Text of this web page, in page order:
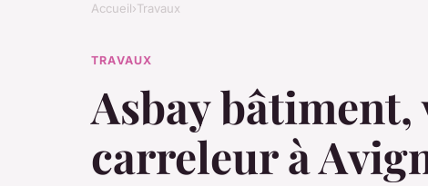
Accueil›Travaux
TRAVAUX
Asbay
carreleur à